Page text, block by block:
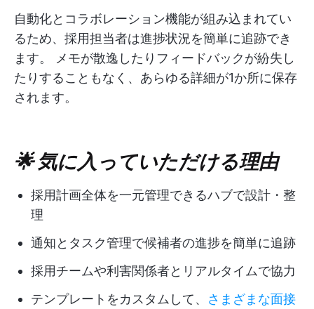
自動化とコラボレーション機能が組み込まれてい
るため、採用担当者は進捗状況を簡単に追跡でき
ます。 メモが散逸したりフィードバックが紛失し
たりすることもなく、あらゆる詳細が1か所に保存
されます。
🌟 気に入っていただける理由
採用計画全体を一元管理できるハブで設計・整
理
通知とタスク管理で候補者の進捗を簡単に追跡
採用チームや利害関係者とリアルタイムで協力
テンプレートをカスタムして、 さまざまな面接